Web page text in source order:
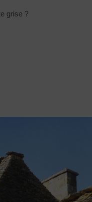
grise ?